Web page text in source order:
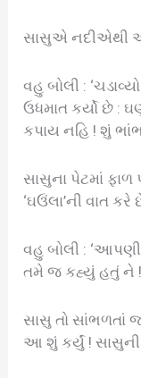
સાસુએ નદીએથી
વહુ બોલી :
ઉધમાત કર્યો છે :
કપાય નહિ ! શું
સાસુના પેટમાં ફાળ
‘ઘઉંલા’ની વાત કરે
વહુ બોલી :
તમે જ કહ્યું હતું ને
સાસુ તો સાંભળતાં
આ શું કર્યું !